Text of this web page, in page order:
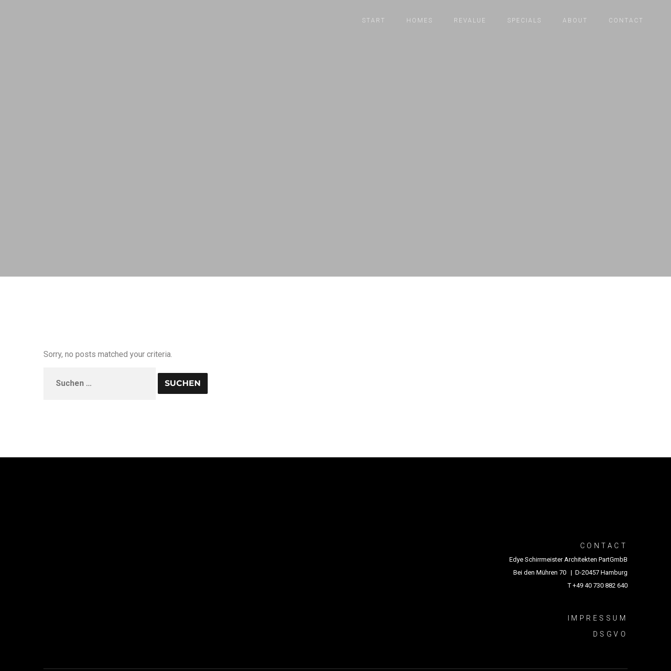
START HOMES REVALUE SPECIALS ABOUT CONTACT
Sorry, no posts matched your criteria.
CONTACT
Edye Schirrmeister Architekten PartGmbB
Bei den Mühren 70 | D-20457 Hamburg
T +49 40 730 882 640
IMPRESSUM
DSGVO